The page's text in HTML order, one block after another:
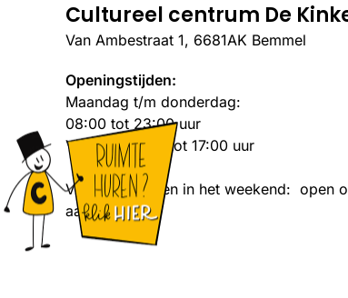
Cultureel centrum De
Van Ambestraat 1, 6681AK Bemmel
Openingstijden:
Maandag t/m donderdag:
08:00 tot 23:00 uur
Vrijdag: 08:00 tot 17:00 uur
Vrijdagavond en in het weekend: open
aanvraag